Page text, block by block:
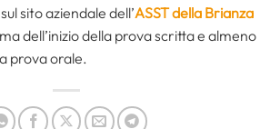
sito aziendale dell’ASST della Brianza
dell’inizio della prova scritta e almeno
prova orale.